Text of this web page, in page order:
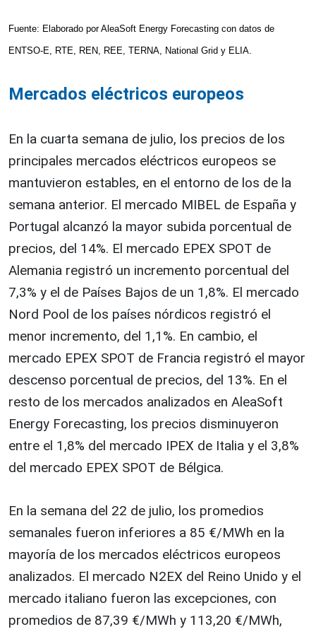
Fuente: Elaborado por AleaSoft Energy Forecasting con datos de
ENTSO-E, RTE, REN, REE, TERNA, National Grid y ELIA.
Mercados eléctricos europeos
En la cuarta semana de julio, los precios de los
principales mercados eléctricos europeos se
mantuvieron estables, en el entorno de los de la
semana anterior. El mercado MIBEL de España y
Portugal alcanzó la mayor subida porcentual de
precios, del 14%. El mercado EPEX SPOT de
Alemania registró un incremento porcentual del
7,3% y el de Países Bajos de un 1,8%. El mercado
Nord Pool de los países nórdicos registró el
menor incremento, del 1,1%. En cambio, el
mercado EPEX SPOT de Francia registró el mayor
descenso porcentual de precios, del 13%. En el
resto de los mercados analizados en AleaSoft
Energy Forecasting, los precios disminuyeron
entre el 1,8% del mercado IPEX de Italia y el 3,8%
del mercado EPEX SPOT de Bélgica.
En la semana del 22 de julio, los promedios
semanales fueron inferiores a 85 €/MWh en la
mayoría de los mercados eléctricos europeos
analizados. El mercado N2EX del Reino Unido y el
mercado italiano fueron las excepciones, con
promedios de 87,39 €/MWh y 113,20 €/MWh,